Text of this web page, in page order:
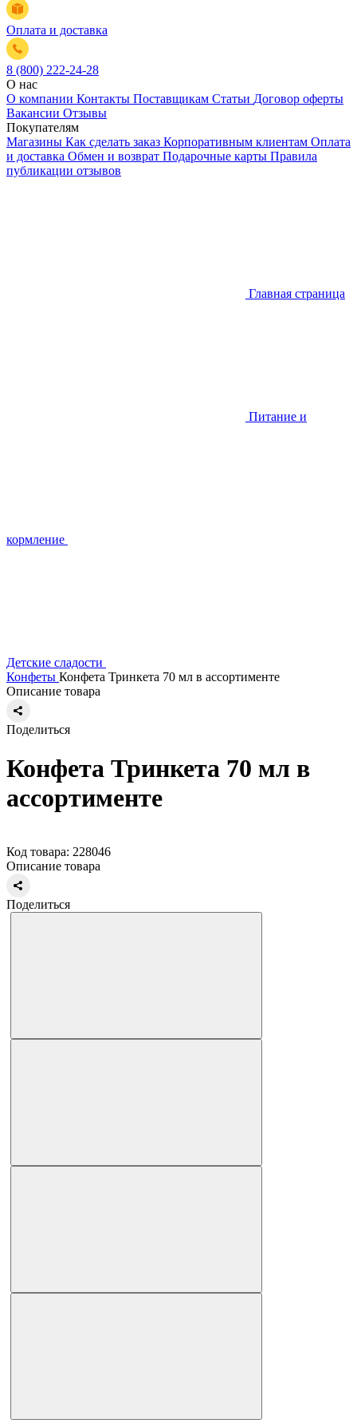
Оплата и доставка
8 (800) 222-24-28
О нас
О компании Контакты Поставщикам Статьи Договор оферты
Вакансии Отзывы
Покупателям
Магазины Как сделать заказ Корпоративным клиентам Оплата
и доставка Обмен и возврат Подарочные карты Правила
публикации отзывов
Главная страница
Питание и
кормление
Детские сладости
Конфеты Конфета Тринкета 70 мл в ассортименте
Описание товара
Поделиться
Конфета Тринкета 70 мл в
ассортименте
Код товара: 228046
Описание товара
Поделиться